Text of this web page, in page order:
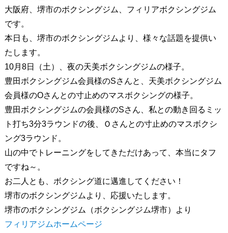
大阪府、堺市のボクシングジム、フィリアボクシングジム
です。
本日も、堺市のボクシングジムより、様々な話題を提供い
たします。
10月8日（土）、夜の天美ボクシングジムの様子。
豊田ボクシングジム会員様のSさんと、天美ボクシングジム
会員様のOさんとの寸止めのマスボクシングの様子。
豊田ボクシングジムの会員様のSさん、私との動き回るミッ
ト打ち3分3ラウンドの後、Ｏさんとの寸止めのマスボクシ
ング3ラウンド。
山の中でトレーニングをしてきただけあって、本当にタフ
ですね～。
お二人とも、ボクシング道に邁進してください！
堺市のボクシングジムより、応援いたします。
堺市のボクシングジム（ボクシングジム堺市）より
フィリアジムホームページ